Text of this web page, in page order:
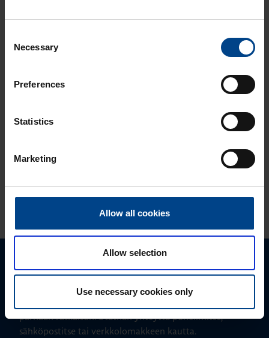
Selection
Necessary
Preferences
Statistics
Marketing
Allow all cookies
Allow selection
Use necessary cookies only
Lukuaika: 3 min
älykotistandardi
Lukuaika: 3 min
domovea Plus
KATSO LISÄÄ ARTIKKELEITA
Ota yhteyttä!
parhaan ratkaisun. Otathan yhteyttä puhelimitse,
sähköpostitse tai verkkolomakkeen kautta.